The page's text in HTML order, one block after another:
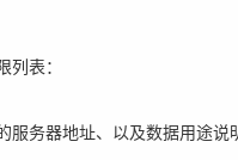
表：
服务器地址、以及数据用途说